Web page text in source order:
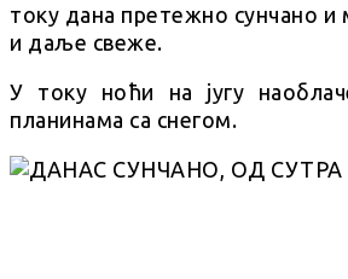
току дана претежно сунчано и
и даље свеже.
У току ноћи на југу
планинама са снегом.